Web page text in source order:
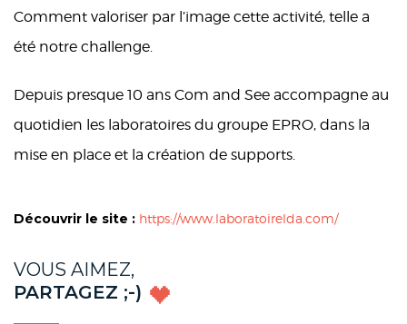
Comment valoriser par l’image cette activité, telle a
été notre challenge.
Depuis presque 10 ans Com and See accompagne au
quotidien les laboratoires du groupe EPRO, dans la
mise en place et la création de supports.
Découvrir le site : https://www.laboratoirelda.com/
VOUS AIMEZ,
PARTAGEZ ;-)